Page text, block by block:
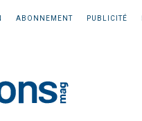
ABONNEMENT PUBLICITÉ